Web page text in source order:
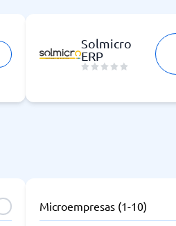
Solmicro
ERP
Microempresas (1-10)